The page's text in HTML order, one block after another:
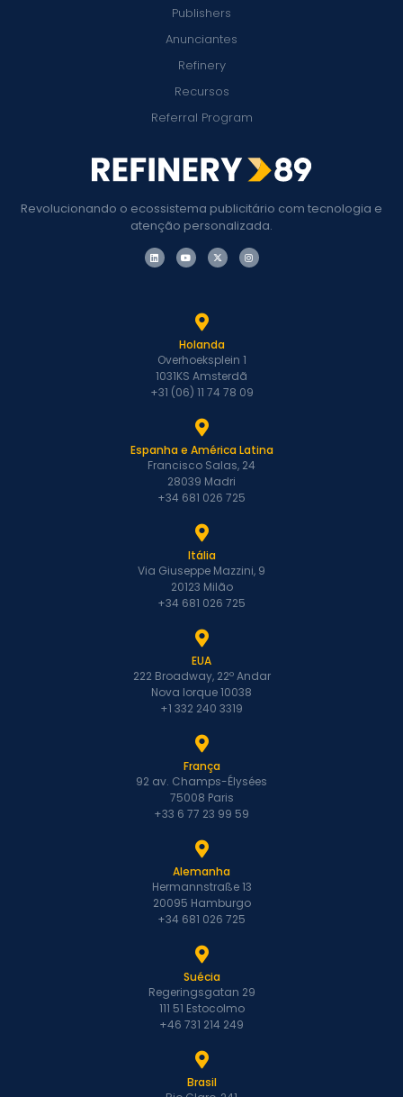
Revolucionando o ecossistema publicitário com tecnologia e
atenção personalizada.
Publishers
Anunciantes
Refinery
Recursos
Referral Program
Holanda
Overhoeksplein 1
1031KS Amsterdã
+31 (06) 11 74 78 09
Espanha e América Latina
Francisco Salas, 24
28039 Madri
+34 681 026 725
Itália
Via Giuseppe Mazzini, 9
20123 Milão
+34 681 026 725
EUA
222 Broadway, 22º Andar
Nova Iorque 10038
+1 332 240 3319
França
92 av. Champs-Élysées
75008 Paris
+33 6 77 23 99 59
Alemanha
Hermannstraße 13
20095 Hamburgo
+34 681 026 725
Suécia
Regeringsgatan 29
111 51 Estocolmo
+46 731 214 249
Brasil